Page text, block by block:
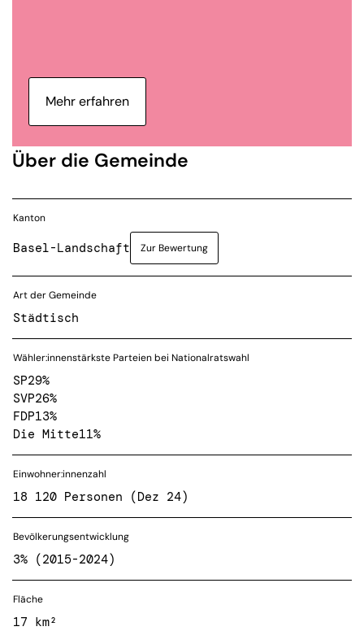
Mehr erfahren
Über die Gemeinde
Kanton
Basel-Landschaft Zur Bewertung
Art der Gemeinde
Städtisch
Wähler:innenstärkste Parteien bei Nationalratswahl
SP29%
SVP26%
FDP13%
Die Mitte11%
Einwohner:innenzahl
18 120 Personen (Dez 24)
Bevölkerungsentwicklung
3% (2015-2024)
Fläche
17 km²